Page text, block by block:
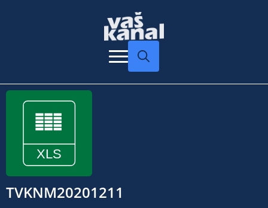
TVKNM20201211